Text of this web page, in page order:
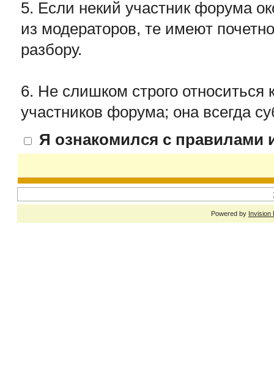
5. Если некий участник форума
из модераторов, те имеют
разбору.
6. Не слишком строго относиться
участников форума; она всегда
Я ознакомился с правилами
Powered by Invision